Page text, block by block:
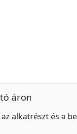
áron
alkatrészt és a